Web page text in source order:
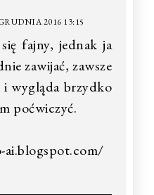
2016 13:15
fajny, jednak ja
zawijać, zawsze
i wygląda brzydko
poćwiczyć.